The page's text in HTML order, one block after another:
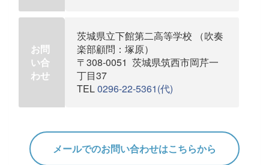
お問
い合
わせ
茨城県立下館第二高等学校 （吹奏
楽部顧問：塚原）
〒308-0051 茨城県筑西市岡芹一
丁目37
TEL0296-22-5361(代)
メールでのお問い合わせはこちらから